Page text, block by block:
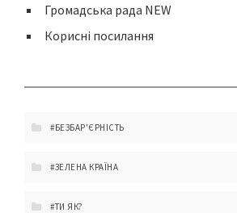
Громадська рада NEW
Корисні посилання
#БЕЗБАР'ЄРНІСТЬ
#ЗЕЛЕНА КРАЇНА
#ТИ ЯК?